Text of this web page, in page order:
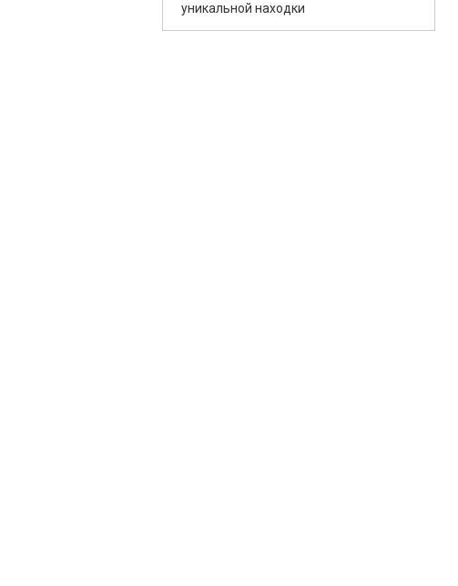
уникальной находки